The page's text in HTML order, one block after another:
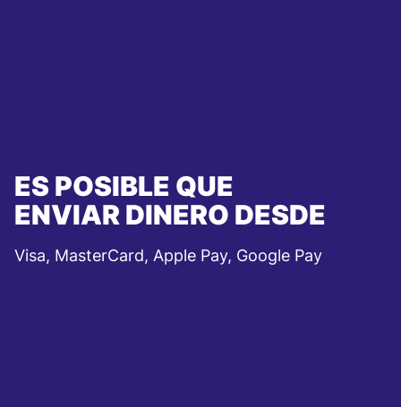
ES POSIBLE QUE
ENVIAR DINERO DESDE
Visa, MasterCard, Apple Pay, Google Pay